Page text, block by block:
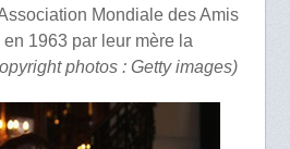
Mondiale des Amis
1963 par leur mère la
photos : Getty images)